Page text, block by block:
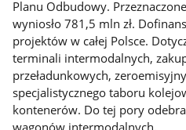
Planu Odbudowy.
wyniosło 781,5 mln zł.
projektów w całej Polsce.
terminali intermodalnych,
przeładunkowych,
specjalistycznego taboru
kontenerów. Do tej pory
wagonów intermodalnych.